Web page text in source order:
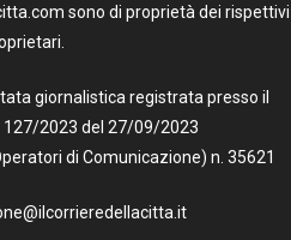
sono di proprietà dei rispettivi
giornalistica registrata presso il
127/2023 del 27/09/2023
di Comunicazione) n. 35621